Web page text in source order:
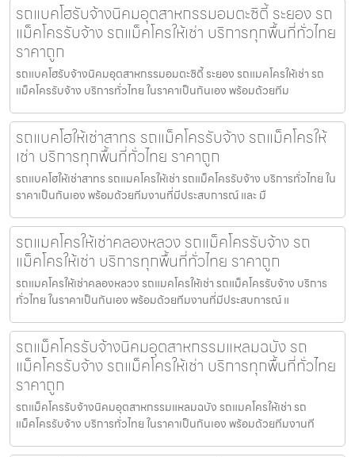
รถแบคโฮรับจ้างนิคมอุตสาหกรรมอมตะซิตี้ ระยอง รถ
แม็คโครรับจ้าง รถแม็คโครให้เช่า บริการทุกพื้นที่ทั่วไทย
ราคาถูก
รถแบคโฮรับจ้างนิคมอุตสาหกรรมอมตะซิตี้ ระยอง รถแมคโครให้เช่า รถ
แม็คโครรับจ้าง บริการทั่วไทย ในราคาเป็นกันเอง พร้อมด้วยทีม
รถแบคโฮให้เช่าสาทร รถแม็คโครรับจ้าง รถแม็คโครให้
เช่า บริการทุกพื้นที่ทั่วไทย ราคาถูก
รถแบคโฮให้เช่าสาทร รถแมคโครให้เช่า รถแม็คโครรับจ้าง บริการทั่วไทย ใน
ราคาเป็นกันเอง พร้อมด้วยทีมงานที่มีประสบการณ์ และ มื
รถแมคโครให้เช่าคลองหลวง รถแม็คโครรับจ้าง รถ
แม็คโครให้เช่า บริการทุกพื้นที่ทั่วไทย ราคาถูก
รถแมคโครให้เช่าคลองหลวง รถแมคโครให้เช่า รถแม็คโครรับจ้าง บริการ
ทั่วไทย ในราคาเป็นกันเอง พร้อมด้วยทีมงานที่มีประสบการณ์ แ
รถแม็คโครรับจ้างนิคมอุตสาหกรรมแหลมฉบัง รถ
แม็คโครรับจ้าง รถแม็คโครให้เช่า บริการทุกพื้นที่ทั่วไทย
ราคาถูก
รถแม็คโครรับจ้างนิคมอุตสาหกรรมแหลมฉบัง รถแมคโครให้เช่า รถ
แม็คโครรับจ้าง บริการทั่วไทย ในราคาเป็นกันเอง พร้อมด้วยทีมงานที